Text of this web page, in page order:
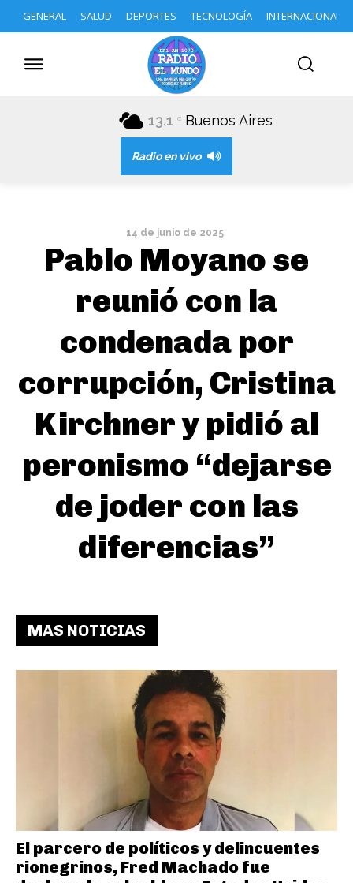
GENERAL SALUD DEPORTES TECNOLOGÍA INTERNACIONAL
13.1 C Buenos Aires
Radio en vivo
14 de junio de 2025
Pablo Moyano se
reunió con la
condenada por
corrupción, Cristina
Kirchner y pidió al
peronismo “dejarse
de joder con las
diferencias”
MAS NOTICIAS
El parcero de políticos y delincuentes
rionegrinos, Fred Machado fue